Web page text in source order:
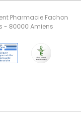
Pharmacie Fachon
- 80000 Amiens